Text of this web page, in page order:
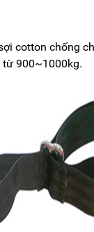
cotton chống
900~1000kg.